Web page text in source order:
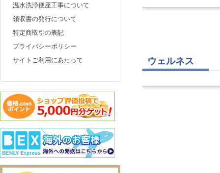
ウェルネス
温水洗浄便座工事について
領収書の発行について
特定商取引の表記
プライバシーポリシー
サイトご利用にあたって